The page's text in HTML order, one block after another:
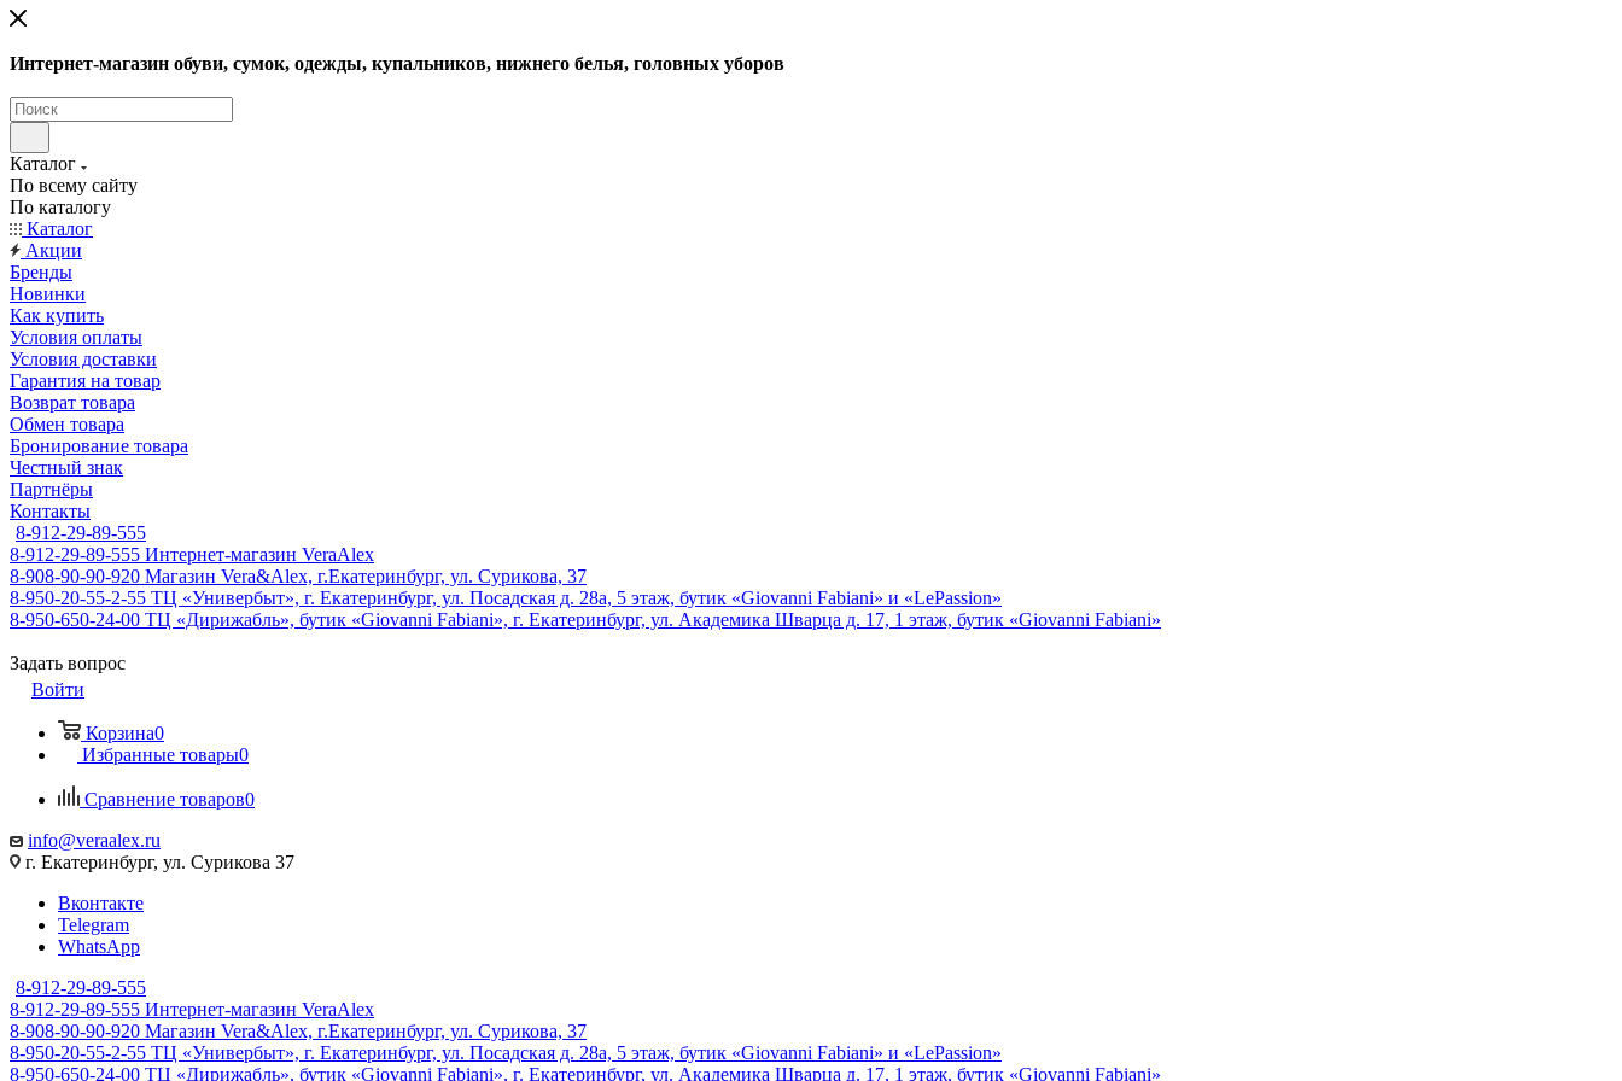
Интернет-магазин обуви, сумок, одежды, купальников, нижнего белья, головных уборов
Каталог
По всему сайту
По каталогу
Каталог
Акции
Бренды
Новинки
Как купить
Условия оплаты
Условия доставки
Гарантия на товар
Возврат товара
Обмен товара
Бронирование товара
Честный знак
Партнёры
Контакты
8-912-29-89-555
8-912-29-89-555 Интернет-магазин VeraAlex
8-908-90-90-920 Магазин Vera&Alex, г.Екатеринбург, ул. Сурикова, 37
8-950-20-55-2-55 ТЦ «Универбыт», г. Екатеринбург, ул. Посадская д. 28а, 5 этаж, бутик «Giovanni Fabiani» и «LePassion»
8-950-650-24-00 ТЦ «Дирижабль», бутик «Giovanni Fabiani», г. Екатеринбург, ул. Академика Шварца д. 17, 1 этаж, бутик «Giovanni Fabiani»
Задать вопрос
Войти
Корзина0
Избранные товары0
Сравнение товаров0
info@veraalex.ru
г. Екатеринбург, ул. Сурикова 37
Вконтакте
Telegram
WhatsApp
8-912-29-89-555
8-912-29-89-555 Интернет-магазин VeraAlex
8-908-90-90-920 Магазин Vera&Alex, г.Екатеринбург, ул. Сурикова, 37
8-950-20-55-2-55 ТЦ «Универбыт», г. Екатеринбург, ул. Посадская д. 28а, 5 этаж, бутик «Giovanni Fabiani» и «LePassion»
8-950-650-24-00 ТЦ «Дирижабль», бутик «Giovanni Fabiani», г. Екатеринбург, ул. Академика Шварца д. 17, 1 этаж, бутик «Giovanni Fabiani»